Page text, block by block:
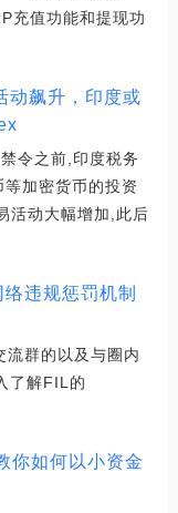
充值功能和提现功
动飙升，印度或
令之前,印度税务
加密货币的投资
活动大幅增加,此后
违规惩罚机制
群的以及与圈内
了解FIL的
你如何以小资金